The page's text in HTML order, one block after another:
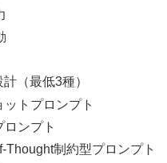
（最低3種）
トプロンプト
ンプト
Thought制約型プロンプト